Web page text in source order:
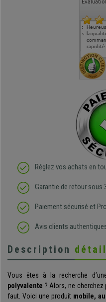
la qualité
rapidité
Réglez vos achats en
Garantie de retour sous
Paiement sécurisé et
Avis clients
Description
Vous êtes à la recherche
polyvalente ? Alors, ne cherchez
faut. Voici une produit mobile,